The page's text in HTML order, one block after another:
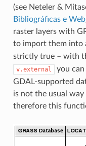
(see Neteler &
Bibliográficas e Web
raster layers with
to import them into
strictly true – with
v.external
you
GDAL-supported
is not the usual
therefore this